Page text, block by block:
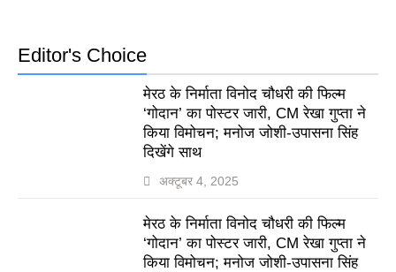
Editor's Choice
मेरठ के निर्माता विनोद चौधरी की फिल्म
‘गोदान’ का पोस्टर जारी, CM रेखा गुप्ता ने
किया विमोचन; मनोज जोशी-उपासना सिंह
दिखेंगे साथ
अक्टूबर 4, 2025
मेरठ के निर्माता विनोद चौधरी की फिल्म
‘गोदान’ का पोस्टर जारी, CM रेखा गुप्ता ने
किया विमोचन; मनोज जोशी-उपासना सिंह